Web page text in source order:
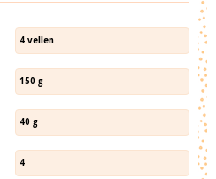
4 vellen
150 g
40 g
4